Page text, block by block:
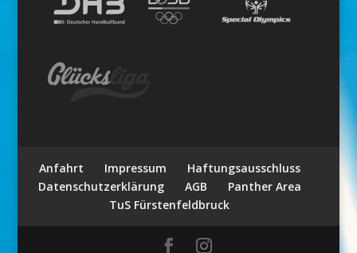
Anfahrt Impressum
Haftungsausschluss
Datenschutzerklärung
AGB
Panther Area
TuS Fürstenfeldbruck